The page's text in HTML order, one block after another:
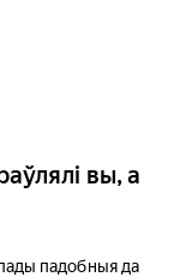
вы, а
падобныя да